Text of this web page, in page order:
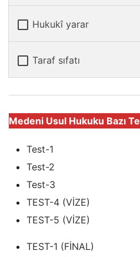
Hukukî yarar
Taraf sıfatı
Medeni Usul Hukuku Bazı
Test-1
Test-2
Test-3
TEST-4 (VİZE)
TEST-5 (VİZE)
TEST-1 (FİNAL)